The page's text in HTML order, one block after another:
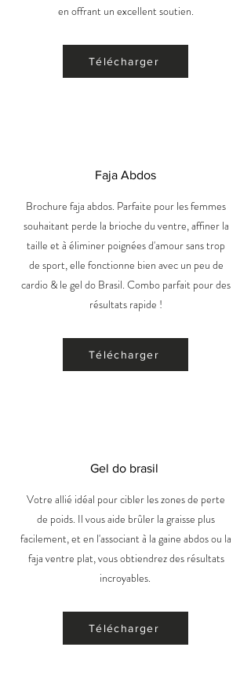
en offrant un excellent soutien.
Télécharger
Faja Abdos
Brochure faja abdos. Parfaite pour les femmes
souhaitant perde la brioche du ventre, affiner la
taille et à éliminer poignées d'amour sans trop
de sport, elle fonctionne bien avec un peu de
cardio & le gel do Brasil. Combo parfait pour des
résultats rapide !
Télécharger
Gel do brasil
Votre allié idéal pour cibler les zones de perte
de poids. Il vous aide brûler la graisse plus
facilement, et en l'associant à la gaine abdos ou la
faja ventre plat, vous obtiendrez des résultats
incroyables.
Télécharger